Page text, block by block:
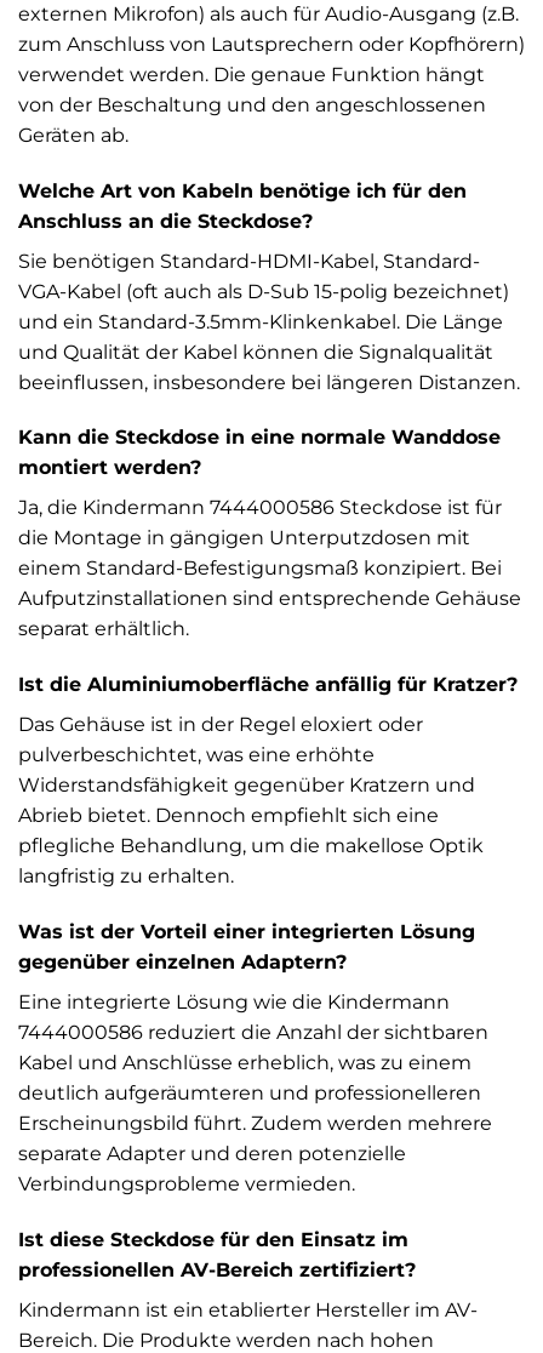
externen Mikrofon) als auch für Audio-Ausgang (z.B.
zum Anschluss von Lautsprechern oder Kopfhörern)
verwendet werden. Die genaue Funktion hängt
von der Beschaltung und den angeschlossenen
Geräten ab.
Welche Art von Kabeln benötige ich für den
Anschluss an die Steckdose?
Sie benötigen Standard-HDMI-Kabel, Standard-
VGA-Kabel (oft auch als D-Sub 15-polig bezeichnet)
und ein Standard-3.5mm-Klinkenkabel. Die Länge
und Qualität der Kabel können die Signalqualität
beeinflussen, insbesondere bei längeren Distanzen.
Kann die Steckdose in eine normale Wanddose
montiert werden?
Ja, die Kindermann 7444000586 Steckdose ist für
die Montage in gängigen Unterputzdosen mit
einem Standard-Befestigungsmaß konzipiert. Bei
Aufputzinstallationen sind entsprechende Gehäuse
separat erhältlich.
Ist die Aluminiumoberfläche anfällig für Kratzer?
Das Gehäuse ist in der Regel eloxiert oder
pulverbeschichtet, was eine erhöhte
Widerstandsfähigkeit gegenüber Kratzern und
Abrieb bietet. Dennoch empfiehlt sich eine
pflegliche Behandlung, um die makellose Optik
langfristig zu erhalten.
Was ist der Vorteil einer integrierten Lösung
gegenüber einzelnen Adaptern?
Eine integrierte Lösung wie die Kindermann
7444000586 reduziert die Anzahl der sichtbaren
Kabel und Anschlüsse erheblich, was zu einem
deutlich aufgeräumteren und professionelleren
Erscheinungsbild führt. Zudem werden mehrere
separate Adapter und deren potenzielle
Verbindungsprobleme vermieden.
Ist diese Steckdose für den Einsatz im
professionellen AV-Bereich zertifiziert?
Kindermann ist ein etablierter Hersteller im AV-
Bereich. Die Produkte werden nach hohen